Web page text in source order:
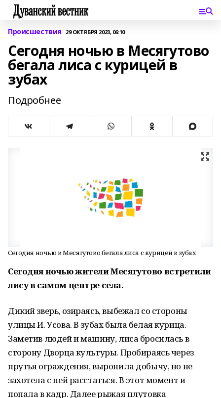
Происшествия 29 ОКТЯБРЯ 2023, 06:10
Сегодня ночью в Месягутово
бегала лиса с курицей в
зубах
Подробнее
Сегодня ночью в Месягутово бегала лиса с курицей в зубах
Сегодня ночью жители Месягутово встретили
лису в самом центре села.
Дикий зверь, озираясь, выбежал со стороны
улицы И. Усова. В зубах была белая курица.
Заметив людей и машину, лиса бросилась в
сторону Дворца культуры. Пробираясь через
прутья ограждения, выронила добычу, но не
захотела с ней расстаться. В этот момент и
попала в кадр. Далее рыжая плутовка